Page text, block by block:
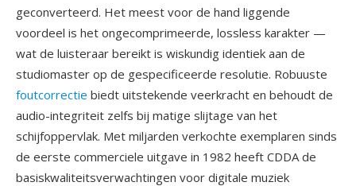
geconverteerd. Het meest voor de hand liggende
voordeel is het ongecomprimeerde, lossless karakter —
wat de luisteraar bereikt is wiskundig identiek aan de
studiomaster op de gespecificeerde resolutie. Robuuste
foutcorrectie biedt uitstekende veerkracht en behoudt de
audio-integriteit zelfs bij matige slijtage van het
schijfoppervlak. Met miljarden verkochte exemplaren sinds
de eerste commerciele uitgave in 1982 heeft CDDA de
basiskwaliteitsverwachtingen voor digitale muziek